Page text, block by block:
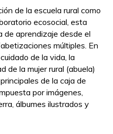
de la escuela rural como
ecosocial, esta
de aprendizaje desde el
múltiples. En
de la vida, la
de la mujer rural (abuela)
de la caja de
por imágenes,
álbumes ilustrados y